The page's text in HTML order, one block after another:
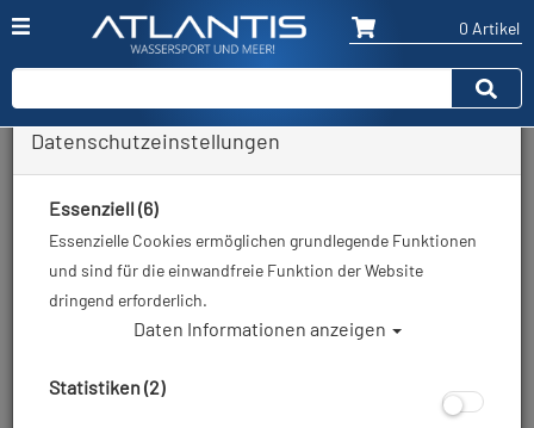
0 Artikel
Zurück
Datenschutzeinstellungen
Essenziell (6)
Essenzielle Cookies ermöglichen grundlegende Funktionen
und sind für die einwandfreie Funktion der Website
dringend erforderlich.
Daten Informationen anzeigen
Statistiken (2)